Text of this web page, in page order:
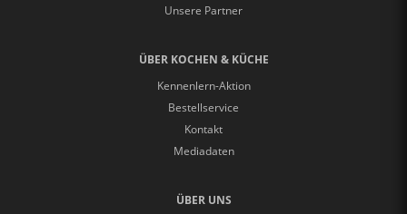
Unsere Partner
ÜBER KOCHEN & KÜCHE
Kennenlern-Aktion
Bestellservice
Kontakt
Mediadaten
ÜBER UNS